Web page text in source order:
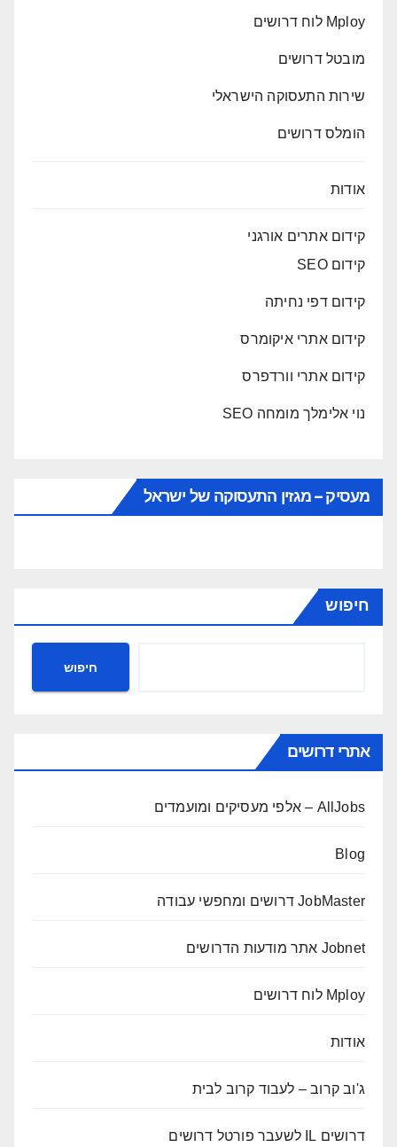
Mploy לוח דרושים
מובטל דרושים
שירות התעסוקה הישראלי
הומלס דרושים
אודות
קידום אתרים אורגני
קידום SEO
קידום דפי נחיתה
קידום אתרי איקומרס
קידום אתרי וורדפרס
נוי אלימלך מומחה SEO
מעסיק – מגזין התעסוקה של ישראל
חיפוש
חיפוש
אתרי דרושים
AllJobs – אלפי מעסיקים ומועמדים
Blog
JobMaster דרושים ומחפשי עבודה
Jobnet אתר מודעות הדרושים
Mploy לוח דרושים
אודות
ג'וב קרוב – לעבוד קרוב לבית
דרושים IL לשעבר פורטל דרושים